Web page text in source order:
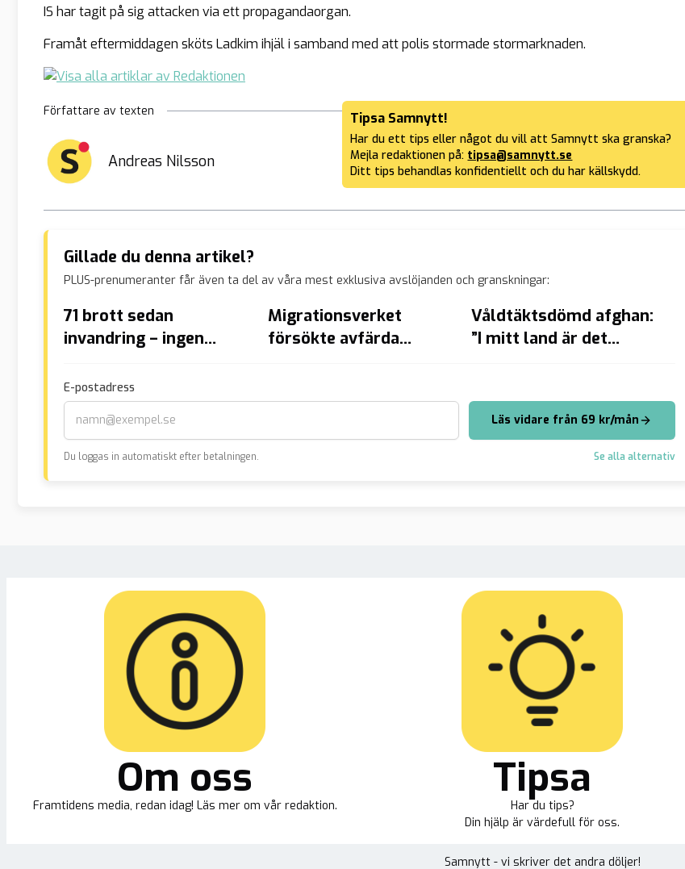
IS har tagit på sig attacken via ett propagandaorgan.
Framåt eftermiddagen sköts Ladkim ihjäl i samband med att polis stormade stormarknaden.
Författare av texten
Andreas Nilsson
Tipsa Samnytt!
Har du ett tips eller något du vill att Samnytt ska granska?
Mejla redaktionen på: tipsa@samnytt.se
Ditt tips behandlas konfidentiellt och du har källskydd.
Gillade du denna artikel?
PLUS-prenumeranter får även ta del av våra mest exklusiva avslöjanden och granskningar:
71 brott sedan
invandring – ingen
utvisning för afrikanen
som saknar svenskt
medborgarskap
Migrationsverket
försökte avfärda
han
Våldtäktsdömd afghan:
”I mitt land är det
E-postadress
Läs vidare från 69 kr/mån
Du loggas in automatiskt efter betalningen. Se alla alternativ
Om oss
Framtidens media, redan idag! Läs mer om vår redaktion.
Tipsa
Har du tips?
Din hjälp är värdefull för oss.
Samnytt - vi skriver det andra döljer!